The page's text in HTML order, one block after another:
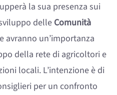
la sua presenza sui
delle Comunità
avranno un’importanza
della rete di agricoltori e
locali. L’intenzione è di
per un confronto